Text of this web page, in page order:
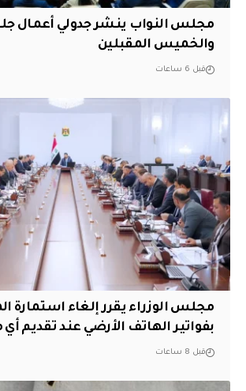
مجلس النواب ينشر جدولي أعمال
والخميس المقبلين
قبل 6 ساعات
مجلس الوزراء يقرر إلغاء استمارة
بفواتير الهاتف الأرضي عند تقديم
قبل 8 ساعات